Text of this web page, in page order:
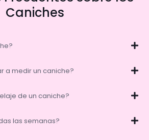
Caniches
a medir un caniche?
de un caniche?
las semanas?